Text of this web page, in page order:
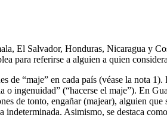
El Salvador, Honduras, Nicaragua y
para referirse a alguien a quien
de “maje” en cada país (véase la nota
ingenuidad” (“hacerse el maje”). En
de tonto, engañar (majear), alguien
Asimismo, se destaca